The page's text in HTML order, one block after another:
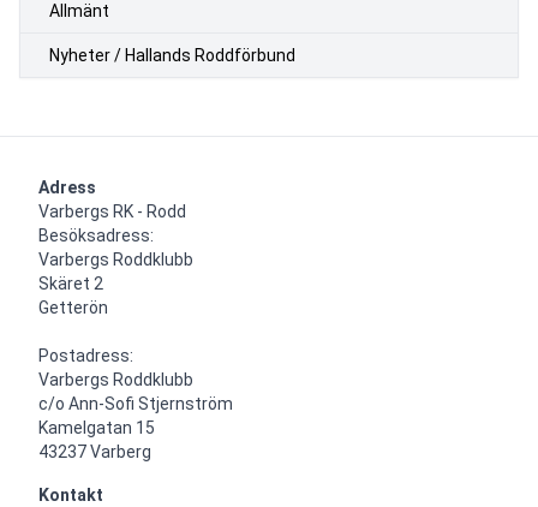
Allmänt
Nyheter / Hallands Roddförbund
Adress
Varbergs RK - Rodd
Besöksadress:
Varbergs Roddklubb
Skäret 2
Getterön
Postadress:
Varbergs Roddklubb
c/o Ann-Sofi Stjernström
Kamelgatan 15
43237 Varberg
Kontakt